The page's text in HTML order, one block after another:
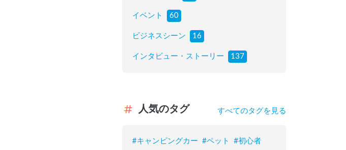
イベント 60
ビジネスシーン 16
インタビュー・ストーリー 137
人気のタグ すべてのタグを見る
#キャンピングカー #ペット #初心者